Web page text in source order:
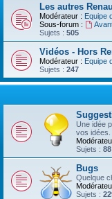
Les autres
Modérateur : Equipe
Sous-forum :
Sujets : 505
Vidéos - Hors
Modérateur : Equipe
Sujets : 247
Une idée
vos idées.
Sujets : 88
Bugs
Quelque
Sujets :